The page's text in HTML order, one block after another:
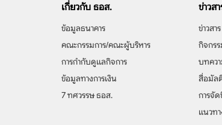
เกี่ยวกับ ธอส.
ข้อมูลธนาคาร
คณะกรรมการ/คณะผู้บริหาร
การกำกับดูแลกิจการ
ข้อมูลทางการเงิน
7 ทศวรรษ ธอส.
ข่าวส
ข่าวสาร
กิจกร
บทคว
สื่อมัล
การจั
แนวท